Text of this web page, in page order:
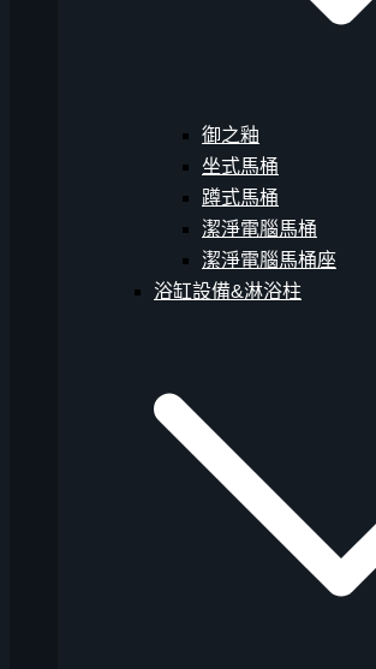
御之釉
坐式馬桶
蹲式馬桶
潔淨電腦馬桶
潔淨電腦馬桶座
浴缸設備&淋浴柱